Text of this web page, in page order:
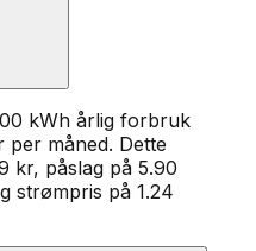
kWh årlig forbruk
per måned. Dette
kr, påslag på 5.90
strømpris på 1.24